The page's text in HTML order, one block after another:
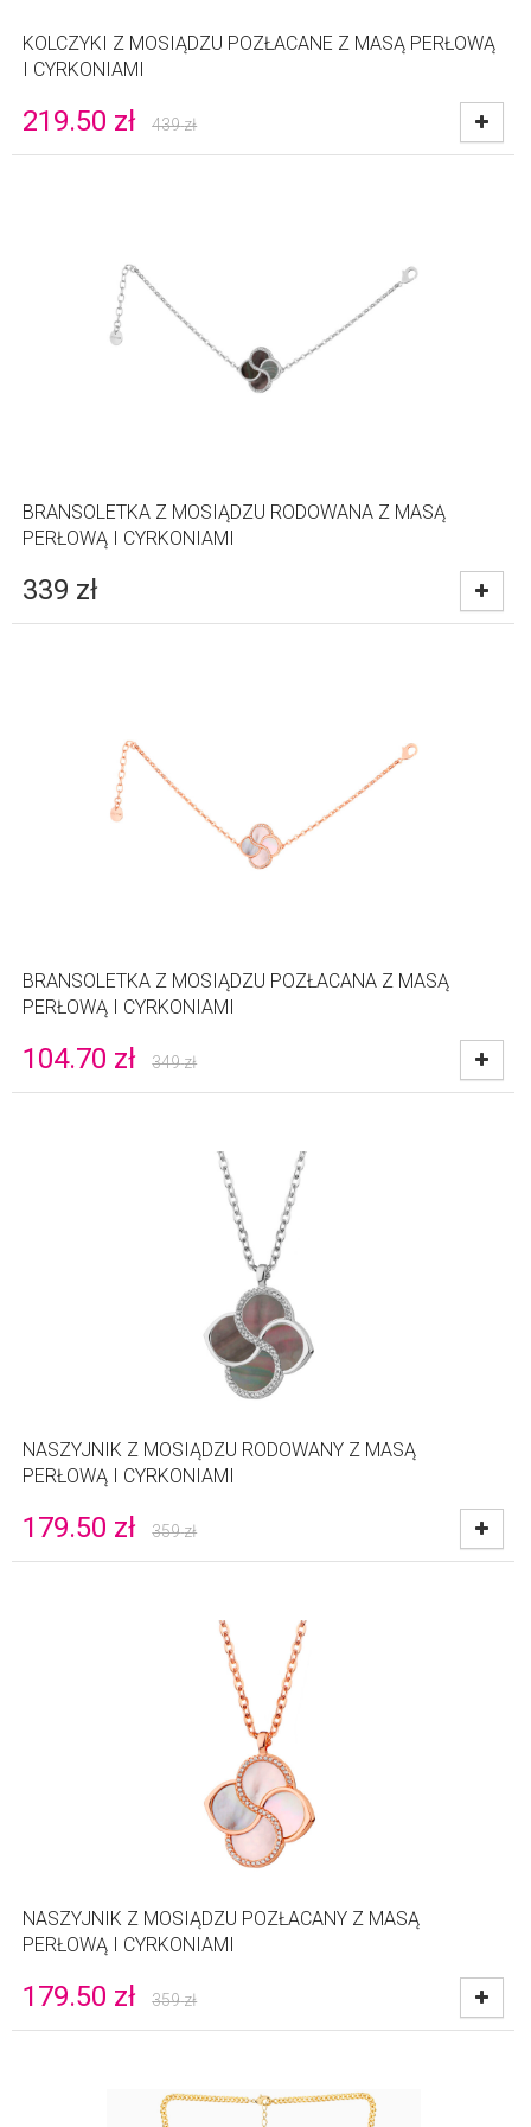
KOLCZYKI Z MOSIĄDZU POZŁACANE Z MASĄ PERŁOWĄ
I CYRKONIAMI
219.50 zł 439zł
BRANSOLETKA Z MOSIĄDZU RODOWANA Z MASĄ
PERŁOWĄ I CYRKONIAMI
339 zł
BRANSOLETKA Z MOSIĄDZU POZŁACANA Z MASĄ
PERŁOWĄ I CYRKONIAMI
104.70 zł 349zł
NASZYJNIK Z MOSIĄDZU RODOWANY Z MASĄ
PERŁOWĄ I CYRKONIAMI
179.50 zł 359zł
NASZYJNIK Z MOSIĄDZU POZŁACANY Z MASĄ
PERŁOWĄ I CYRKONIAMI
179.50 zł 359zł